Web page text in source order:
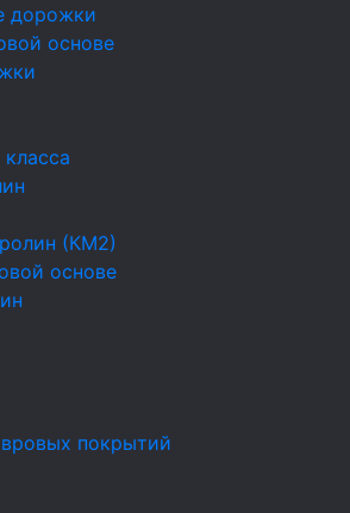
дорожки
основе
(КМ2)
основе
покрытий